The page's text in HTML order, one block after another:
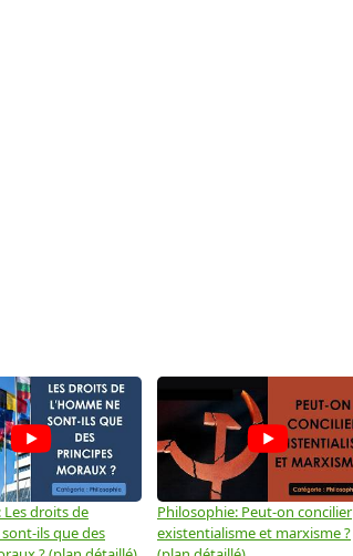
Les droits de
ils que des
Philosophie: Peut-on concilier
existentialisme et marxisme ?